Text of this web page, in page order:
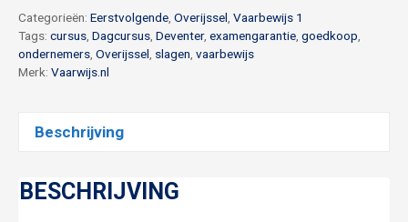
10
oktober
aantal
Categorieën: Eerstvolgende, Overijssel, Vaarbewijs 1
Tags: cursus, Dagcursus, Deventer, examengarantie, goedkoop,
ondernemers, Overijssel, slagen, vaarbewijs
Merk: Vaarwijs.nl
Beschrijving
BESCHRIJVING